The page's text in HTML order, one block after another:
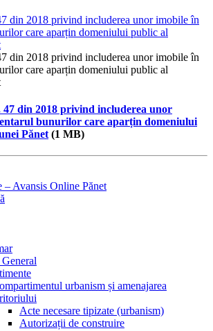
din 2018 privind includerea unor imobile în
care aparțin domeniului public al
din 2018 privind includerea unor imobile în
care aparțin domeniului public al
din 2018 privind includerea unor
bunurilor care aparțin domeniului
Pănet (1 MB)
Avansis Online Pănet
General
urbanism și amenajarea
Acte necesare tipizate (urbanism)
Autorizații de construire